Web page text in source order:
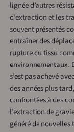
lignée d’autres
d’extraction et les
souvent présentés
entraîner des
rupture du tissu
environnementaux.
s’est pas achevé
des années plus
confrontées à des
l’extraction de
généré de